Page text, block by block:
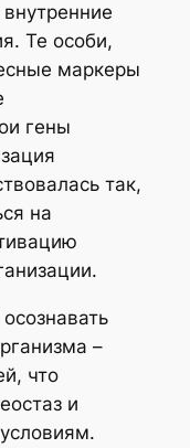
Те особи,
маркеры
гены
так,
на
–
что
и